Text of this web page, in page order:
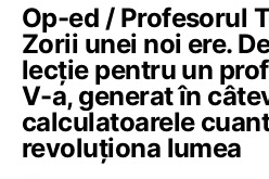
Op-ed / Profesorul
Zorii unei noi ere.
lecție pentru un
V-a, generat în
calculatoarele
revoluționa lumea